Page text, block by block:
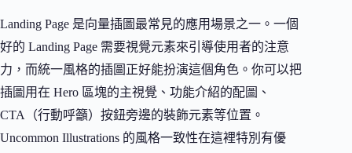
Landing Page 是向量插圖最常見的應用場景之一。一個
好的 Landing Page 需要視覺元素來引導使用者的注意
力，而統一風格的插圖正好能扮演這個角色。你可以把
插圖用在 Hero 區塊的主視覺、功能介紹的配圖、
CTA（行動呼籲）按鈕旁邊的裝飾元素等位置。
Uncommon Illustrations 的風格一致性在這裡特別有優